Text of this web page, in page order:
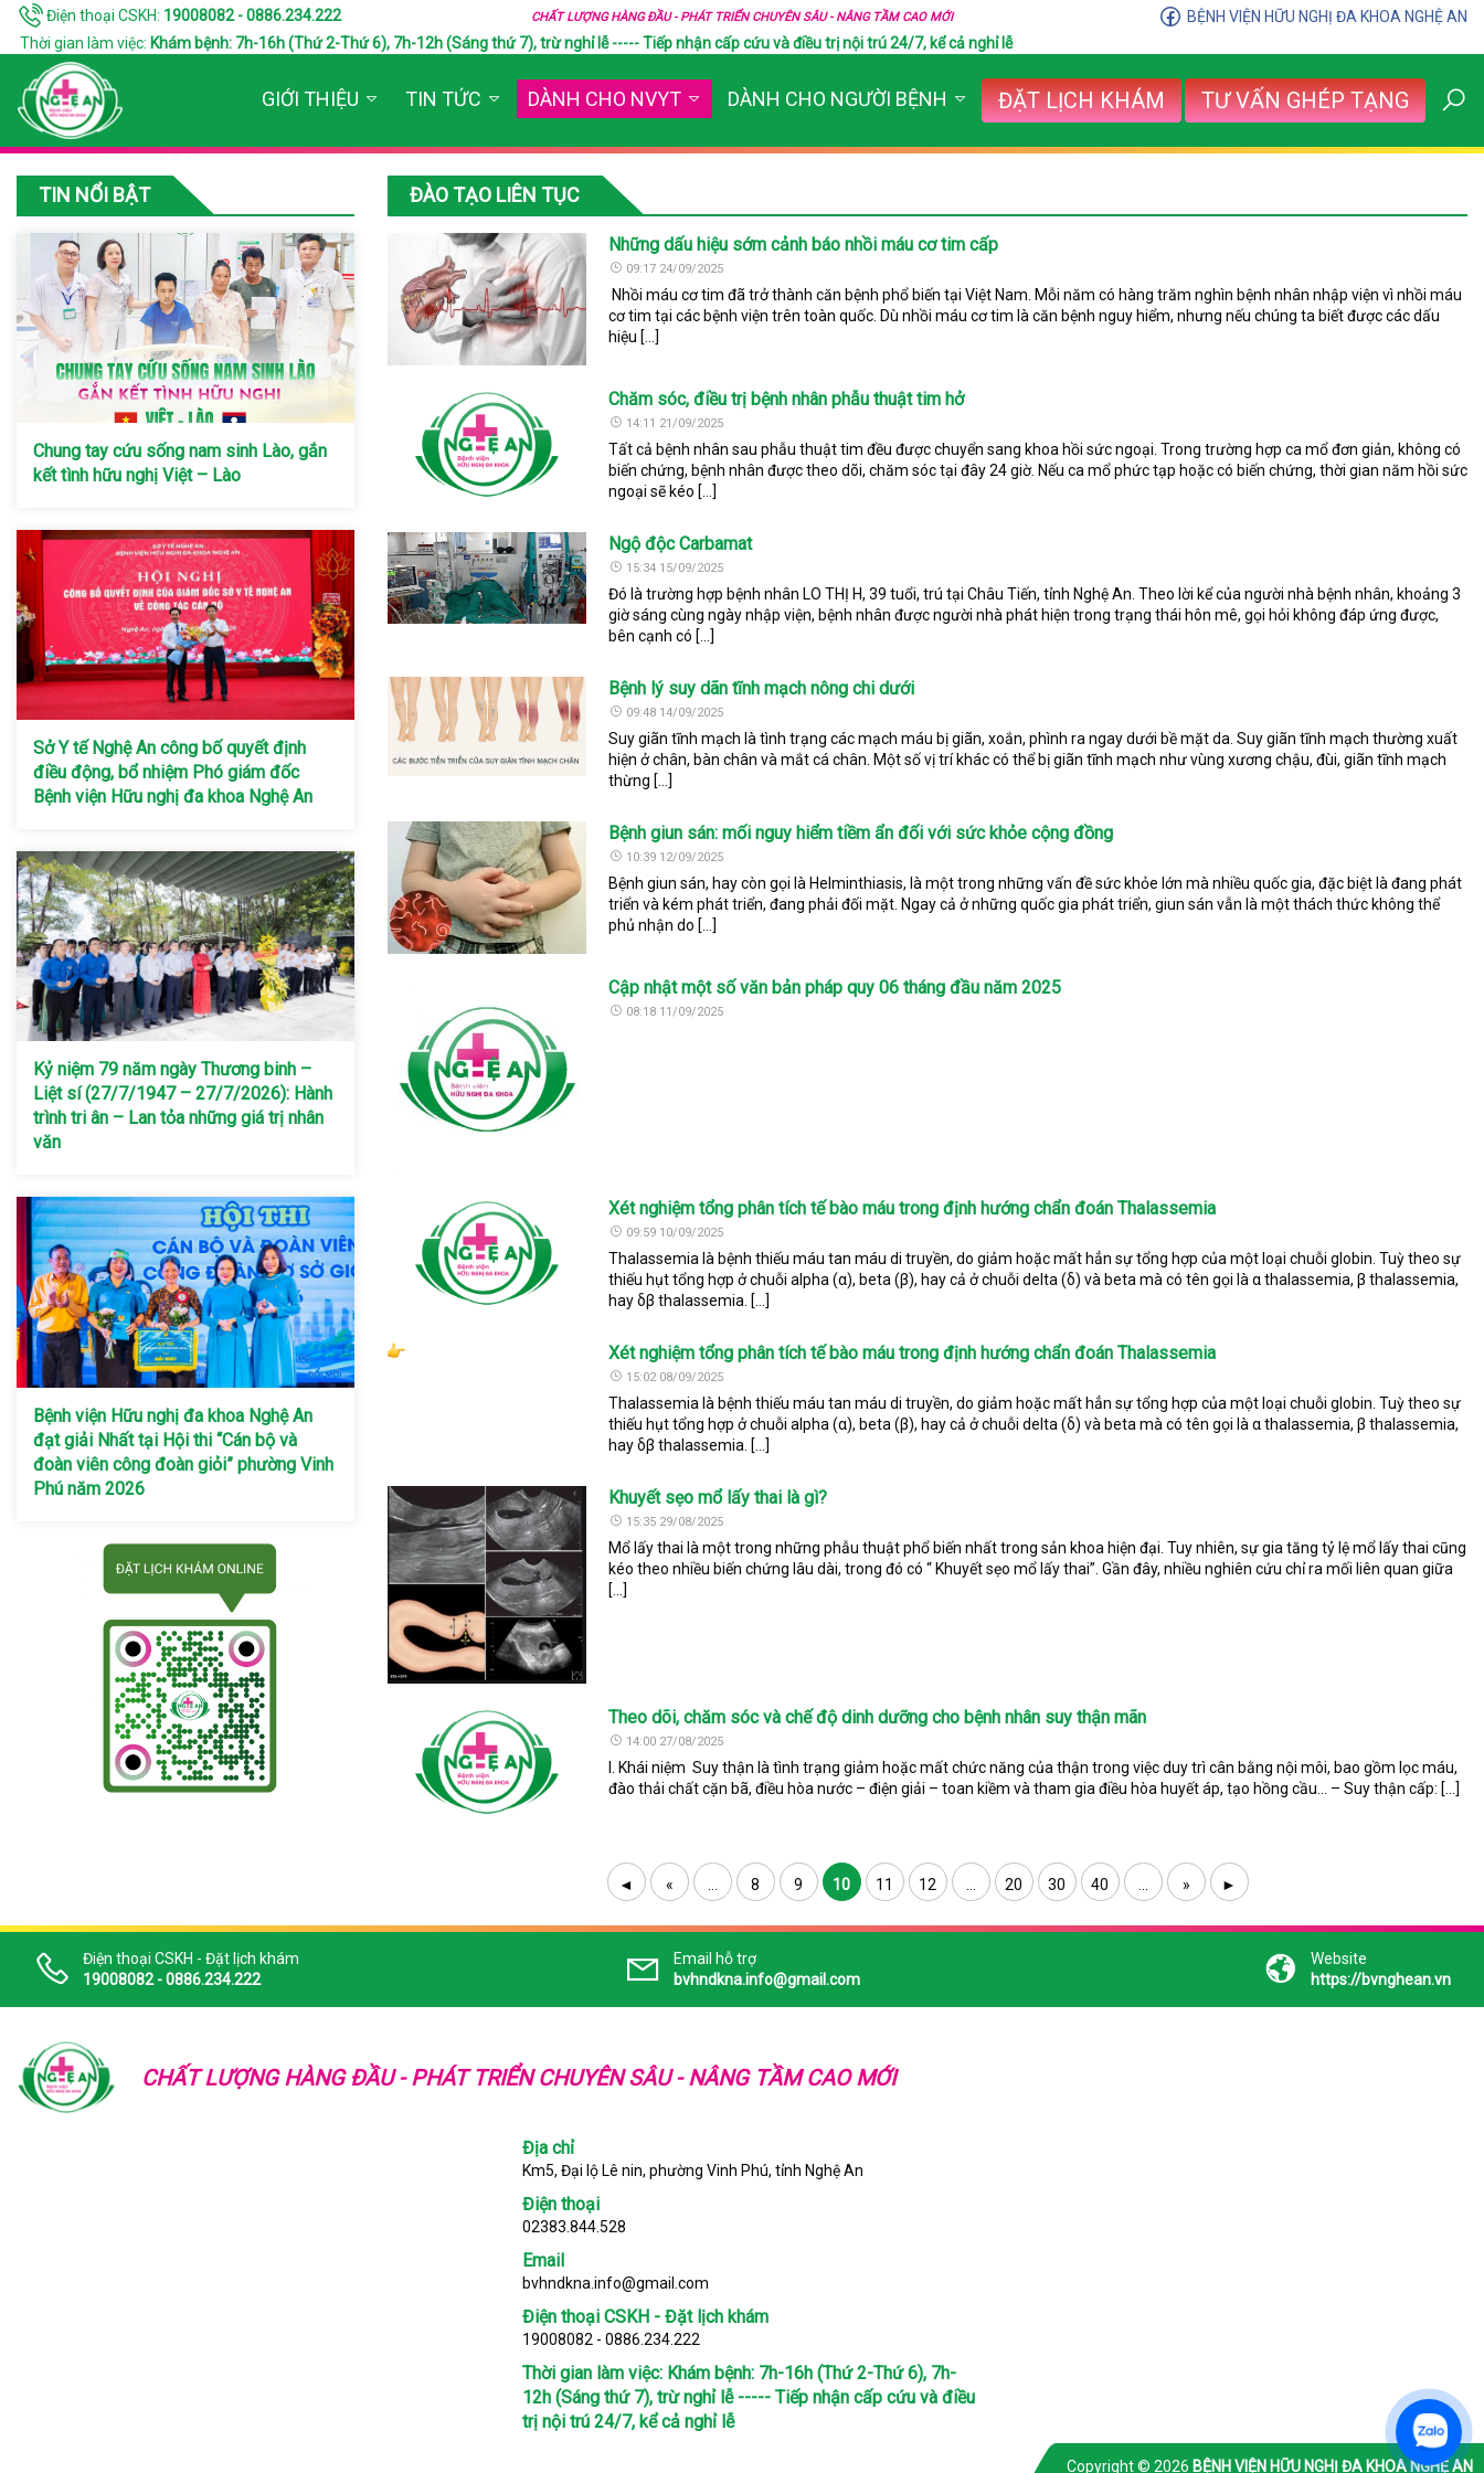
Điện thoại CSKH: 19008082 - 0886.234.222 CHẤT LƯỢNG HÀNG ĐẦU - PHÁT TRIỂN CHUYÊN SÂU - NÂNG TẦM CAO MỚI
BỆNH VIỆN HỮU NGHỊ ĐA KHOA NGHỆ AN
Thời gian làm việc: Khám bệnh: 7h-16h (Thứ 2-Thứ 6), 7h-12h (Sáng thứ 7), trừ nghỉ lễ ----- Tiếp nhận cấp cứu và điều trị nội trú 24/7, kể cả nghỉ lễ
GIỚI THIỆU TIN TỨC DÀNH CHO NVYT DÀNH CHO NGƯỜI BỆNH ĐẶT LỊCH KHÁM TƯ VẤN GHÉP TẠNG
TIN NỔI BẬT
Chung tay cứu sống nam sinh Lào, gắn
kết tình hữu nghị Việt – Lào
Sở Y tế Nghệ An công bố quyết định
điều động, bổ nhiệm Phó giám đốc
Bệnh viện Hữu nghị đa khoa Nghệ An
Kỷ niệm 79 năm ngày Thương binh –
Liệt sí (27/7/1947 – 27/7/2026): Hành
trình tri ân – Lan tỏa những giá trị nhân
văn
Bệnh viện Hữu nghị đa khoa Nghệ An
đạt giải Nhất tại Hội thi “Cán bộ và
đoàn viên công đoàn giỏi” phường Vinh
Phú năm 2026
ĐÀO TẠO LIÊN TỤC
Những dấu hiệu sớm cảnh báo nhồi máu cơ tim cấp
09:17 24/09/2025
Nhồi máu cơ tim đã trở thành căn bệnh phổ biến tại Việt Nam. Mỗi năm có hàng trăm nghìn bệnh nhân nhập viện vì nhồi máu
cơ tim tại các bệnh viện trên toàn quốc. Dù nhồi máu cơ tim là căn bệnh nguy hiểm, nhưng nếu chúng ta biết được các dấu
hiệu […]
Chăm sóc, điều trị bệnh nhân phẫu thuật tim hở
14:11 21/09/2025
Tất cả bệnh nhân sau phẫu thuật tim đều được chuyển sang khoa hồi sức ngoại. Trong trường hợp ca mổ đơn giản, không có
biến chứng, bệnh nhân được theo dõi, chăm sóc tại đây 24 giờ. Nếu ca mổ phức tạp hoặc có biến chứng, thời gian năm hồi sức
ngoại sẽ kéo […]
Ngộ độc Carbamat
15:34 15/09/2025
Đó là trường hợp bệnh nhân LO THỊ H, 39 tuổi, trú tại Châu Tiến, tỉnh Nghệ An. Theo lời kể của người nhà bệnh nhân, khoảng 3
giờ sáng cùng ngày nhập viện, bệnh nhân được người nhà phát hiện trong trạng thái hôn mê, gọi hỏi không đáp ứng được,
bên cạnh có […]
Bệnh lý suy dãn tĩnh mạch nông chi dưới
09:48 14/09/2025
Suy giãn tĩnh mạch là tình trạng các mạch máu bị giãn, xoắn, phình ra ngay dưới bề mặt da. Suy giãn tĩnh mạch thường xuất
hiện ở chân, bàn chân và mắt cá chân. Một số vị trí khác có thể bị giãn tĩnh mạch như vùng xương chậu, đùi, giãn tĩnh mạch
thừng […]
Bệnh giun sán: mối nguy hiểm tiềm ẩn đối với sức khỏe cộng đồng
10:39 12/09/2025
Bệnh giun sán, hay còn gọi là Helminthiasis, là một trong những vấn đề sức khỏe lớn mà nhiều quốc gia, đặc biệt là đang phát
triển và kém phát triển, đang phải đối mặt. Ngay cả ở những quốc gia phát triển, giun sán vẫn là một thách thức không thể
phủ nhận do […]
Cập nhật một số văn bản pháp quy 06 tháng đầu năm 2025
08:18 11/09/2025
Xét nghiệm tổng phân tích tế bào máu trong định hướng chẩn đoán Thalassemia
09:59 10/09/2025
Thalassemia là bệnh thiếu máu tan máu di truyền, do giảm hoặc mất hẳn sự tổng hợp của một loại chuỗi globin. Tuỳ theo sự
thiếu hụt tổng hợp ở chuỗi alpha (α), beta (β), hay cả ở chuỗi delta (δ) và beta mà có tên gọi là α thalassemia, β thalassemia,
hay δβ thalassemia. […]
Xét nghiệm tổng phân tích tế bào máu trong định hướng chẩn đoán Thalassemia
15:02 08/09/2025
Thalassemia là bệnh thiếu máu tan máu di truyền, do giảm hoặc mất hẳn sự tổng hợp của một loại chuỗi globin. Tuỳ theo sự
thiếu hụt tổng hợp ở chuỗi alpha (α), beta (β), hay cả ở chuỗi delta (δ) và beta mà có tên gọi là α thalassemia, β thalassemia,
hay δβ thalassemia. […]
Khuyết sẹo mổ lấy thai là gì?
15:35 29/08/2025
Mổ lấy thai là một trong những phẫu thuật phổ biến nhất trong sản khoa hiện đại. Tuy nhiên, sự gia tăng tỷ lệ mổ lấy thai cũng
kéo theo nhiều biến chứng lâu dài, trong đó có “ Khuyết sẹo mổ lấy thai”. Gần đây, nhiều nghiên cứu chỉ ra mối liên quan giữa
[…]
Theo dõi, chăm sóc và chế độ dinh dưỡng cho bệnh nhân suy thận mãn
14:00 27/08/2025
I. Khái niệm Suy thận là tình trạng giảm hoặc mất chức năng của thận trong việc duy trì cân bằng nội môi, bao gồm lọc máu,
đào thải chất cặn bã, điều hòa nước – điện giải – toan kiềm và tham gia điều hòa huyết áp, tạo hồng cầu… – Suy thận cấp: […]
◄ « ... 8 9 10 11 12 ... 20 30 40 ... » ►
Điện thoại CSKH - Đặt lịch khám
19008082 - 0886.234.222
Email hỗ trợ
bvhndkna.info@gmail.com
Website
https://bvnghean.vn
CHẤT LƯỢNG HÀNG ĐẦU - PHÁT TRIỂN CHUYÊN SÂU - NÂNG TẦM CAO MỚI
Địa chỉ
Km5, Đại lộ Lê nin, phường Vinh Phú, tỉnh Nghệ An
Điện thoại
02383.844.528
Email
bvhndkna.info@gmail.com
Điện thoại CSKH - Đặt lịch khám
19008082 - 0886.234.222
Thời gian làm việc: Khám bệnh: 7h-16h (Thứ 2-Thứ 6), 7h-
12h (Sáng thứ 7), trừ nghỉ lễ ----- Tiếp nhận cấp cứu và điều
trị nội trú 24/7, kể cả nghỉ lễ
Copyright © 2026 BỆNH VIỆN HỮU NGHỊ ĐA KHOA NGHỆ AN